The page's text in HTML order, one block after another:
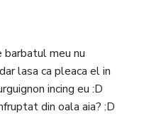
barbatul meu nu
lasa ca pleaca el in
incing eu :D
din oala aia? :D